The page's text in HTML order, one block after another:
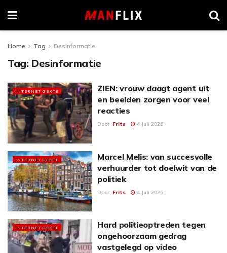
Home Tag Desinformatie
Tag: Desinformatie
INTERNET GEKTE
ZIEN: vrouw daagt agent uit
en beelden zorgen voor veel
reacties
Door Frits 4 Juli 2026
INTERNET GEKTE
Marcel Melis: van succesvolle
verhuurder tot doelwit van de
politiek
Door Frits 4 Juli 2026
INTERNET GEKTE
Hard politieoptreden tegen
ongehoorzaam gedrag
vastgelegd op video